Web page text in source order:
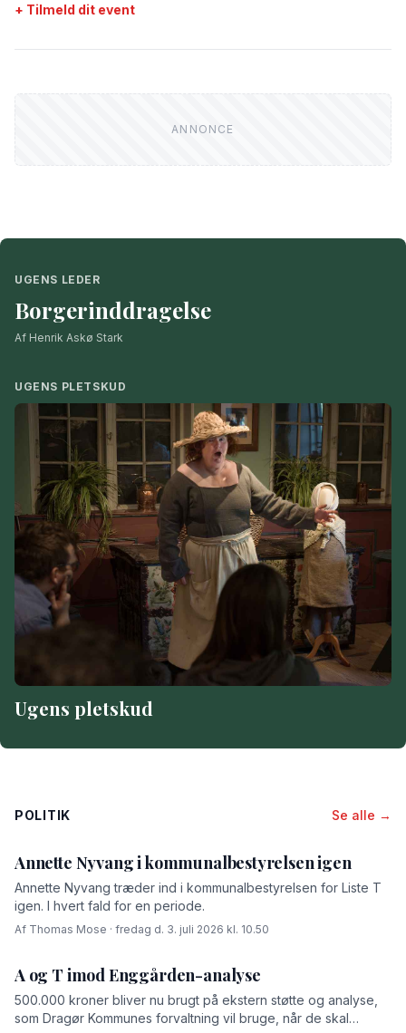
+ Tilmeld dit event
UGENS LEDER
Borgerinddragelse
Af Henrik Askø Stark
UGENS PLETSKUD
Ugens pletskud
POLITIK Se alle →
Annette Nyvang i kommunalbestyrelsen igen
Annette Nyvang træder ind i kommunalbestyrelsen for Liste T
igen. I hvert fald for en periode.
Af Thomas Mose · fredag d. 3. juli 2026 kl. 10.50
A og T imod Enggården-analyse
500.000 kroner bliver nu brugt på ekstern støtte og analyse,
som Dragør Kommunes forvaltning vil bruge, når de skal